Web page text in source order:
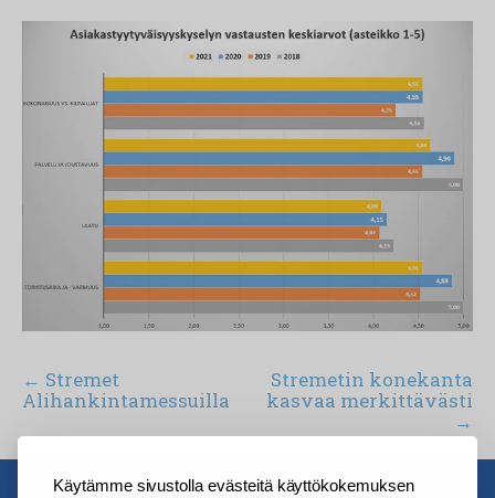
Käytämme sivustolla evästeitä käyttökokemuksen
Artikkelien
selaus
Stremet
Alihankintamessuilla
Stremetin konekanta
kasvaa merkittävästi